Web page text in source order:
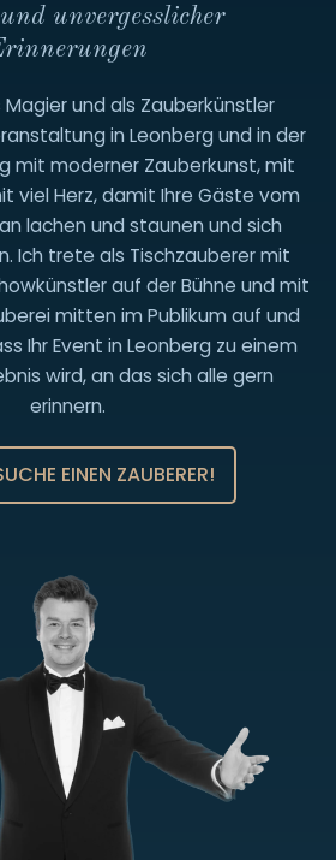
unvergesslicher
Magier und als Zauberkünstler
in Leonberg und in der
mit moderner Zauberkunst, mit
viel Herz, damit Ihre Gäste vom
lachen und staunen und sich
Ich trete als Tischzauberer mit
auf der Bühne und mit
mitten im Publikum auf und
Ihr Event in Leonberg zu einem
wird, an das sich alle gern
erinnern.
EINEN ZAUBERER!